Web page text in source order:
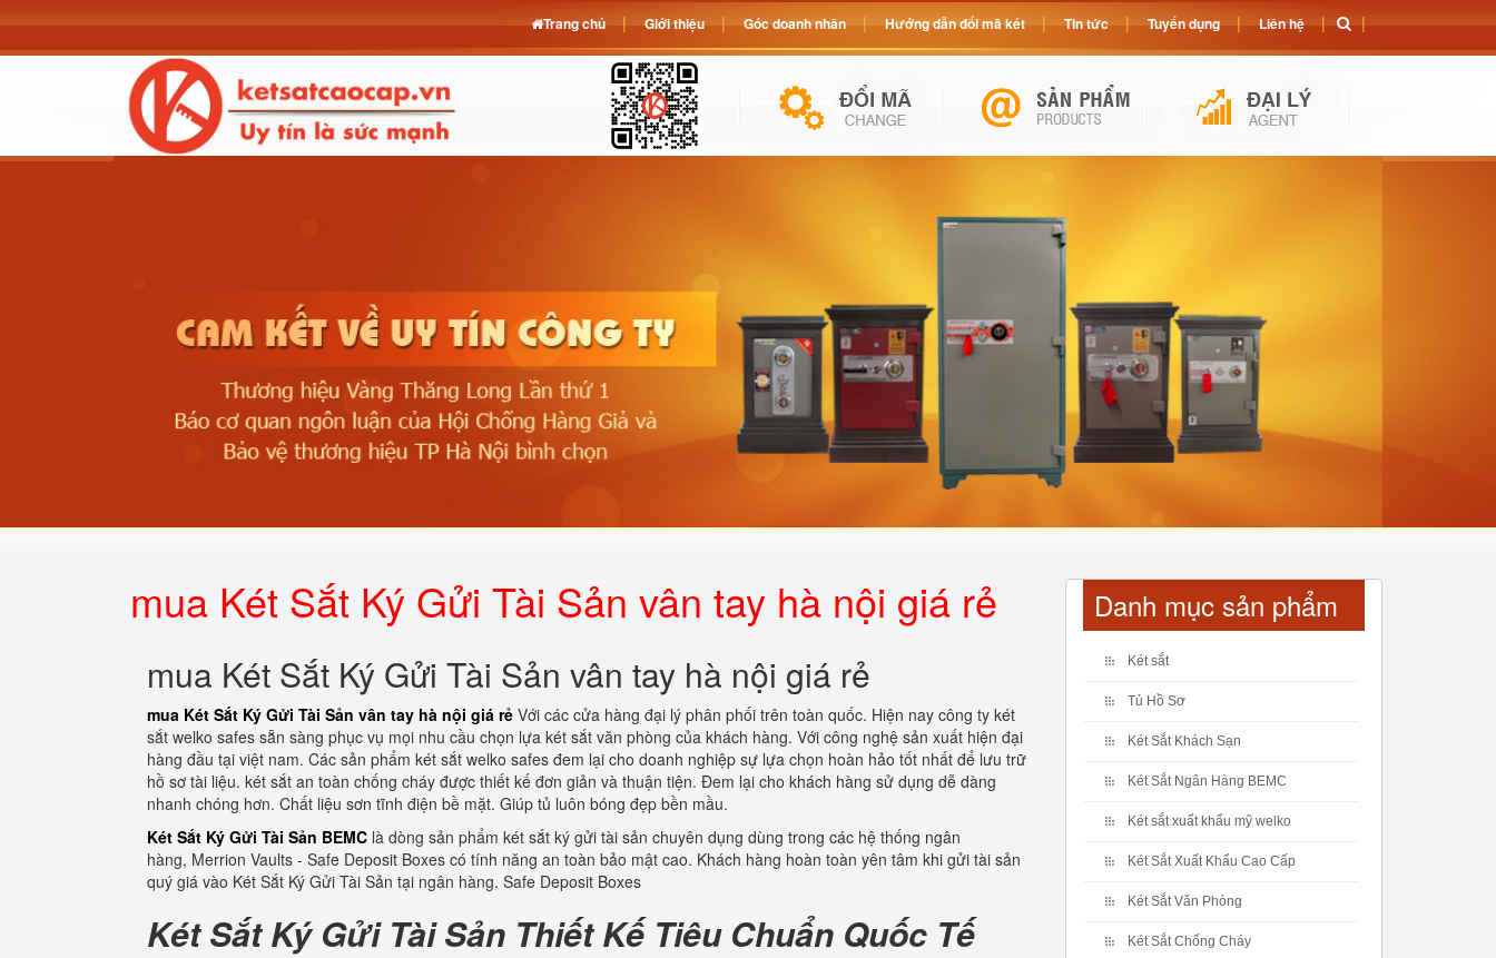
mua Két Sắt Ký Gửi Tài Sản vân tay hà nội giá rẻ
mua Két Sắt Ký Gửi Tài Sản vân tay hà nội giá rẻ
mua Két Sắt Ký Gửi Tài Sản vân tay hà nội giá rẻ Với các cửa hàng đại lý phân phối trên toàn quốc. Hiện nay công ty két
sắt welko safes sẵn sàng phục vụ mọi nhu cầu chọn lựa két sắt văn phòng của khách hàng. Với công nghệ sản xuất hiện đại
hàng đầu tại việt nam. Các sản phẩm két sắt welko safes đem lại cho doanh nghiệp sự lựa chọn hoàn hảo tốt nhất để lưu trữ
hồ sơ tài liệu. két sắt an toàn chống cháy được thiết kế đơn giản và thuận tiện. Đem lại cho khách hàng sử dụng dễ dàng
nhanh chóng hơn. Chất liệu sơn tĩnh điện bề mặt. Giúp tủ luôn bóng đẹp bền mầu.
Két Sắt Ký Gửi Tài Sản BEMC là dòng sản phẩm két sắt ký gửi tài sản chuyên dụng dùng trong các hệ thống ngân
hàng, Merrion Vaults - Safe Deposit Boxes có tính năng an toàn bảo mật cao. Khách hàng hoàn toàn yên tâm khi gửi tài sản
quý giá vào Két Sắt Ký Gửi Tài Sản tại ngân hàng. Safe Deposit Boxes
Két Sắt Ký Gửi Tài Sản Thiết Kế Tiêu Chuẩn Quốc Tế
Danh mục sản phẩm
Két sắt
Tủ Hồ Sơ
Két Sắt Khách Sạn
Két Sắt Ngân Hàng BEMC
Két sắt xuất khẩu mỹ welko
Két Sắt Xuất Khẩu Cao Cấp
Két Sắt Văn Phòng
Két Sắt Chống Cháy
Trang chủ Giới thiệu Góc doanh nhân Hướng dẫn đổi mã két Tin tức Tuyển dụng Liên hệ